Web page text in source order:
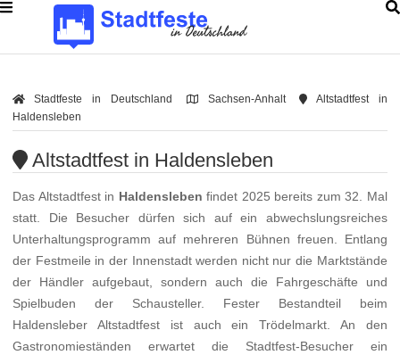
Stadtfeste in Deutschland Sachsen-Anhalt
Altstadtfest in
Haldensleben
Altstadtfest in Haldensleben
Das Altstadtfest in Haldensleben findet 2025 bereits zum 32. Mal
statt. Die Besucher dürfen sich auf ein abwechslungsreiches
Unterhaltungsprogramm auf mehreren Bühnen freuen. Entlang
der Festmeile in der Innenstadt werden nicht nur die Marktstände
der Händler aufgebaut, sondern auch die Fahrgeschäfte und
Spielbuden der Schausteller. Fester Bestandteil beim
Haldensleber Altstadtfest ist auch ein Trödelmarkt. An den
Gastronomieständen erwartet die Stadtfest-Besucher ein